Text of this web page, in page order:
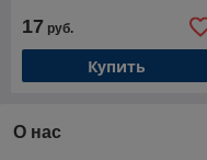
17 руб.
Купить
О нас